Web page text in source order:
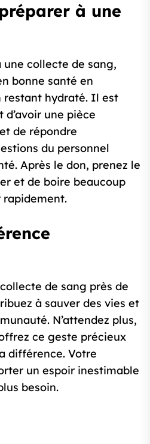
à une
collecte de sang,
bonne santé en
restant hydraté. Il est
une pièce
de répondre
du personnel
Après le don, prenez le
et de boire beaucoup
rapidement.
de sang près de
à sauver des vies et
N’attendez plus,
ce geste précieux
différence. Votre
un espoir inestimable
besoin.